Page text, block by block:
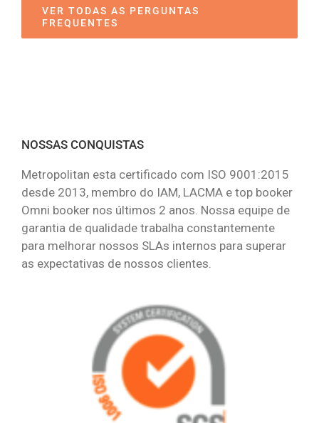
VER TODAS AS PERGUNTAS
FREQUENTES
NOSSAS CONQUISTAS
Metropolitan esta certificado com ISO 9001:2015
desde 2013, membro do IAM, LACMA e top booker
Omni booker nos últimos 2 anos. Nossa equipe de
garantia de qualidade trabalha constantemente
para melhorar nossos SLAs internos para superar
as expectativas de nossos clientes.